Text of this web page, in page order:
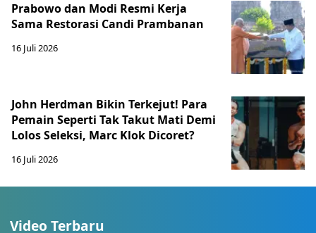
Prabowo dan Modi Resmi Kerja
Sama Restorasi Candi Prambanan
16 Juli 2026
John Herdman Bikin Terkejut! Para
Pemain Seperti Tak Takut Mati Demi
Lolos Seleksi, Marc Klok Dicoret?
16 Juli 2026
Video Terbaru